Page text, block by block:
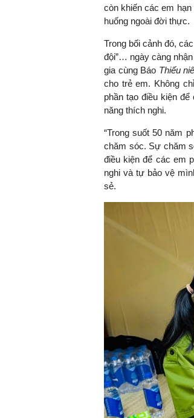
còn khiến các em
huống ngoài đời thực.
Trong bối cảnh đó,
đội”… ngày càng
gia cùng Báo Thiếu
cho trẻ em. Không
phần tạo điều kiện
năng thích nghi.
“Trong suốt 50 năm
chăm sóc. Sự chăm
điều kiện để các em
nghi và tự bảo vệ
sẻ.